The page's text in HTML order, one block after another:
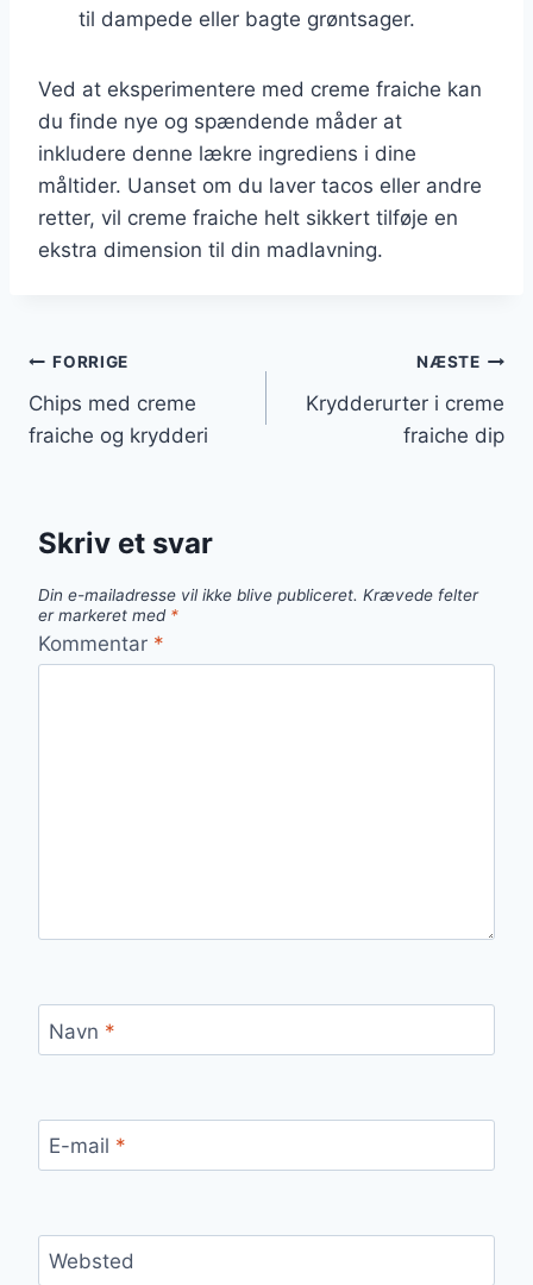
til dampede eller bagte grøntsager.
Ved at eksperimentere med creme fraiche kan
du finde nye og spændende måder at
inkludere denne lækre ingrediens i dine
måltider. Uanset om du laver tacos eller andre
retter, vil creme fraiche helt sikkert tilføje en
ekstra dimension til din madlavning.
Indlægsnavigation
FORRIGE
Chips med creme
fraiche og krydderi
NÆSTE
Krydderurter i creme
fraiche dip
Skriv et svar
Din e-mailadresse vil ikke blive publiceret. Krævede felter
er markeret med *
Kommentar *
Navn *
E-mail *
Websted